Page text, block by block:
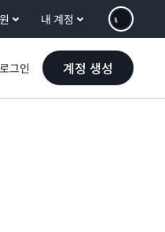
내 계정
그인 계정 생성